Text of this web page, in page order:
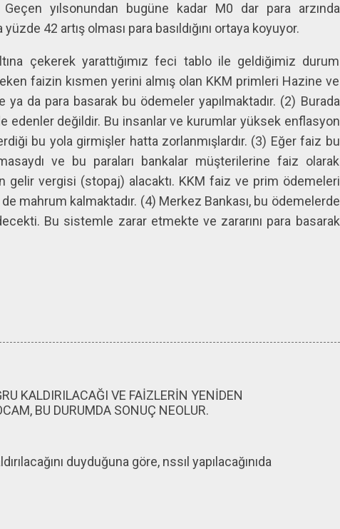
Geçen yılsonundan bugüne kadar M0 dar para arzında
42 artış olması para basıldığını ortaya koyuyor.
çekerek yarattığımız feci tablo ile geldiğimiz durum
faizin kısmen yerini almış olan KKM primleri Hazine ve
da para basarak bu ödemeler yapılmaktadır. (2) Burada
edenler değildir. Bu insanlar ve kurumlar yüksek enflasyon
bu yola girmişler hatta zorlanmışlardır. (3) Eğer faiz bu
ve bu paraları bankalar müşterilerine faiz olarak
vergisi (stopaj) alacaktı. KKM faiz ve prim ödemeleri
mahrum kalmaktadır. (4) Merkez Bankası, bu ödemelerde
Bu sistemle zarar etmekte ve zararını para basarak
KALDIRILACAĞI VE FAİZLERİN YENİDEN
BU DURUMDA SONUÇ NEOLUR.
duyduğuna göre, nssıl yapılacağınıda